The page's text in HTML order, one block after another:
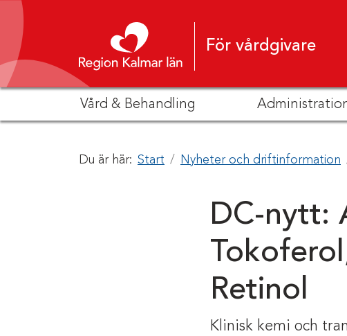
Hoppa till innehåll
För vårdgivare
Vård & Behandling
Du är här: Start Nyheter och driftinformation
DC-nytt:
Retinol
Klinisk kemi och